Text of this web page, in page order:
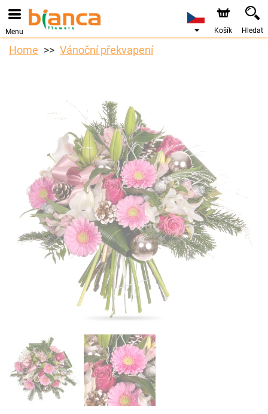
Objednávky přes e-shop přijímáme. Nejbližší možné
doručení je od 7.8.2026 z důvodu dovolené.
Menu Košík Hledat
Home Vánoční překvapení